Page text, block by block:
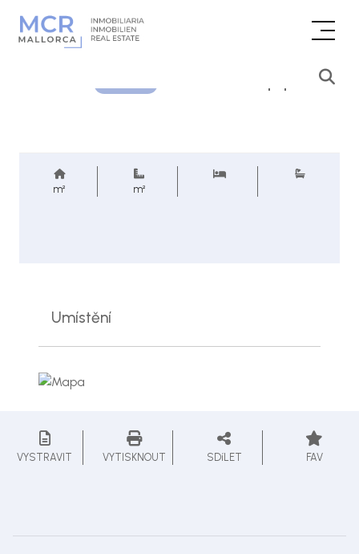
Cenová poptávka
m² m²
Umístění
VYSTRAVIT VYTISKNOUT SDíLET FAV